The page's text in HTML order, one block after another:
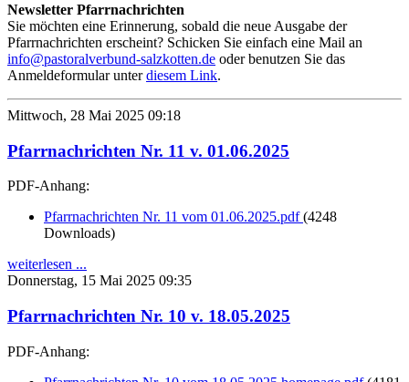
Newsletter Pfarrnachrichten
Sie möchten eine Erinnerung, sobald die neue Ausgabe der
Pfarrnachrichten erscheint? Schicken Sie einfach eine Mail an
info@pastoralverbund-salzkotten.de oder benutzen Sie das
Anmeldeformular unterdiesem Link.
Mittwoch, 28 Mai 2025 09:18
Pfarrnachrichten Nr. 11 v. 01.06.2025
PDF-Anhang:
Pfarrnachrichten Nr. 11 vom 01.06.2025.pdf(4248
Downloads)
weiterlesen ...
Donnerstag, 15 Mai 2025 09:35
Pfarrnachrichten Nr. 10 v. 18.05.2025
PDF-Anhang: